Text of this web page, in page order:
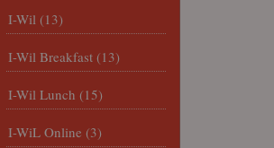
I-Wil (13)
I-Wil Breakfast (13)
I-Wil Lunch (15)
I-WiL Online (3)